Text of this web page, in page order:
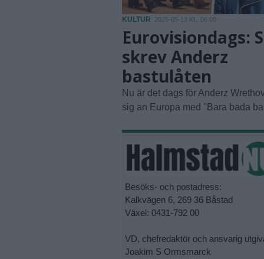
KULTUR 2025-05-13 KL. 06:00
Eurovisiondags:
skrev Anderz
bastulåten
Nu är det dags för Anderz
sig an Europa med "Bara bada
Besöks- och postadress:
Kalkvägen 6, 269 36 Båstad
Växel: 0431-792 00
VD, chefredaktör och ansvarig
Joakim S Ormsmarck